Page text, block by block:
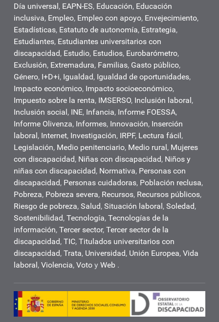
Día universal , EAPN-ES, Educación, Educación
inclusiva, Empleo, Empleo con apoyo, Envejecimiento,
Estadísticas, Estatuto de autonomía, Estrategia,
Estudiantes, Estudiantes universitarios con
discapacidad, Estudio, Estudios, Eurobarómetro,
Exclusión, Extremadura, Familias, Gasto público,
Género, I+D+i, Igualdad, Igualdad de oportunidades,
Impacto económico, Impacto socioeconómico,
Impuesto sobre la renta, IMSERSO, Inclusión laboral ,
Inclusión social , INE, Infancia, Informe FOESSA,
Informe Olivenza, Informes, Innovación, Inserción
laboral , Internet, Investigación, IRPF, Lectura fácil ,
Legislación, Medio penitenciario, Medio rural , Mujeres
con discapacidad, Niñas con discapacidad, Niños y
niñas con discapacidad, Normativa, Personas con
discapacidad, Personas cuidadoras, Población reclusa,
Pobreza, Pobreza severa, Recursos, Recursos públicos,
Riesgo de pobreza, Salud, Situación laboral , Soledad,
Sostenibilidad, Tecnología, Tecnologías de la
información, Tercer sector, Tercer sector de la
discapacidad, TIC, Titulados universitarios con
discapacidad, Trata, Universidad, Unión Europea, Vida
laboral , Violencia, Voto y Web .